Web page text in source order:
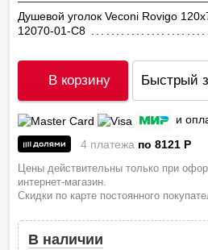
Душевой уголок Veconi Rovigo
12070-01-C8
В корзину Быстрый
и
4 платежа по 8121 P
Цены действительны только при
интернет-магазин.
Скидки по карте постоянного
В наличии